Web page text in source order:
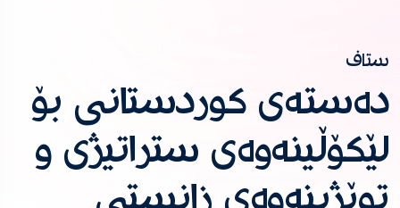
ستاف
دەستەی کوردستانی بۆ
لێکۆڵینەوەی ستراتیژی و